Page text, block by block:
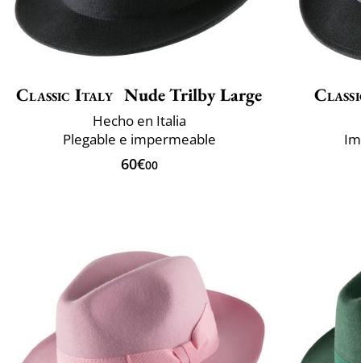
Classic Italy Nude Trilby Large
Hecho en Italia
Plegable e impermeable
60€00